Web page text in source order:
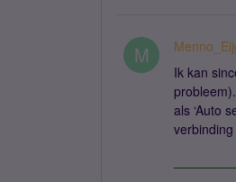
M
Ik kan
als ‘Auto